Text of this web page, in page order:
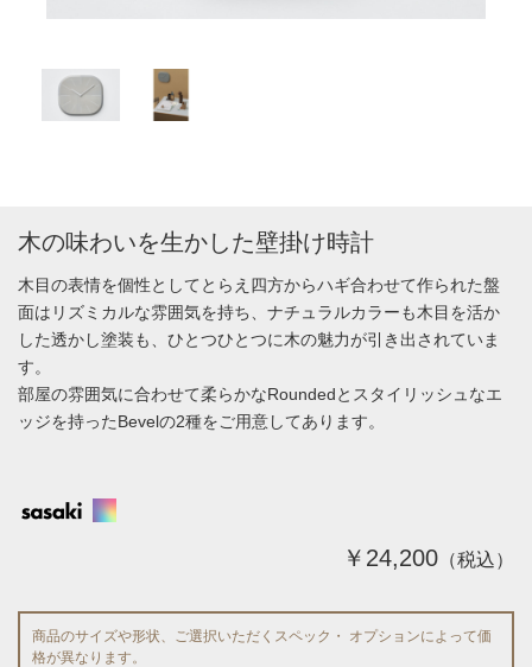
木の味わいを生かした壁掛け時計
木目の表情を個性としてとらえ四方からハギ合わせて作られた盤
面はリズミカルな雰囲気を持ち、ナチュラルカラーも木目を活か
した透かし塗装も、ひとつひとつに木の魅力が引き出されていま
す。
部屋の雰囲気に合わせて柔らかなRoundedとスタイリッシュなエ
ッジを持ったBevelの2種をご用意してあります。
￥24,200 （税込）
商品のサイズや形状、ご選択いただくスペック・ オプションによって価
格が異なります。